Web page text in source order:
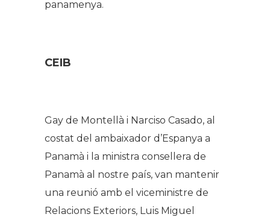
panamenya.
CEIB
Gay de Montellà i Narciso Casado, al
costat del ambaixador d’Espanya a
Panamà i la ministra consellera de
Panamà al nostre país, van mantenir
una reunió amb el viceministre de
Relacions Exteriors, Luis Miguel